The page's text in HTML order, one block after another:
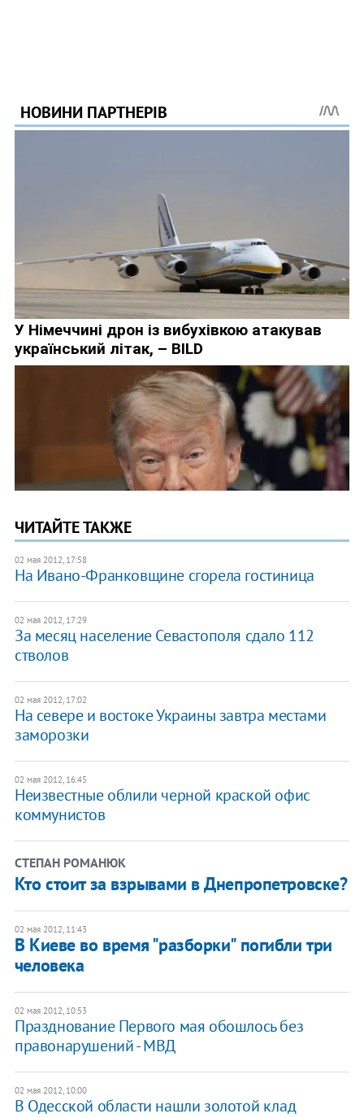
ЧИТАЙТЕ ТАКЖЕ
02 мая 2012, 17:58
На Ивано-Франковщине сгорела гостиница
02 мая 2012, 17:29
За месяц население Севастополя сдало 112
стволов
02 мая 2012, 17:02
На севере и востоке Украины завтра местами
заморозки
02 мая 2012, 16:45
​Неизвестные облили черной краской офис
коммунистов
СТЕПАН РОМАНЮК
Кто стоит за взрывами в Днепропетровске?
02 мая 2012, 11:43
В Киеве во время "разборки" погибли три
человека
02 мая 2012, 10:53
Празднование Первого мая обошлось без
правонарушений - МВД
02 мая 2012, 10:00
В Одесской области нашли золотой клад